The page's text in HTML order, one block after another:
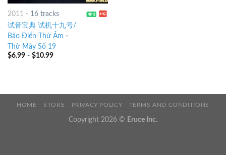
2011 - 16 tracks
试音宝典 试机十九号/
Bảo Điển Thử Âm -
Thử Máy Số 19
$6.99- $10.99
HOME STORE PRIVACY POLICY TERMS AND CONDITIONS
Copyright 2026 © Eruce Inc.